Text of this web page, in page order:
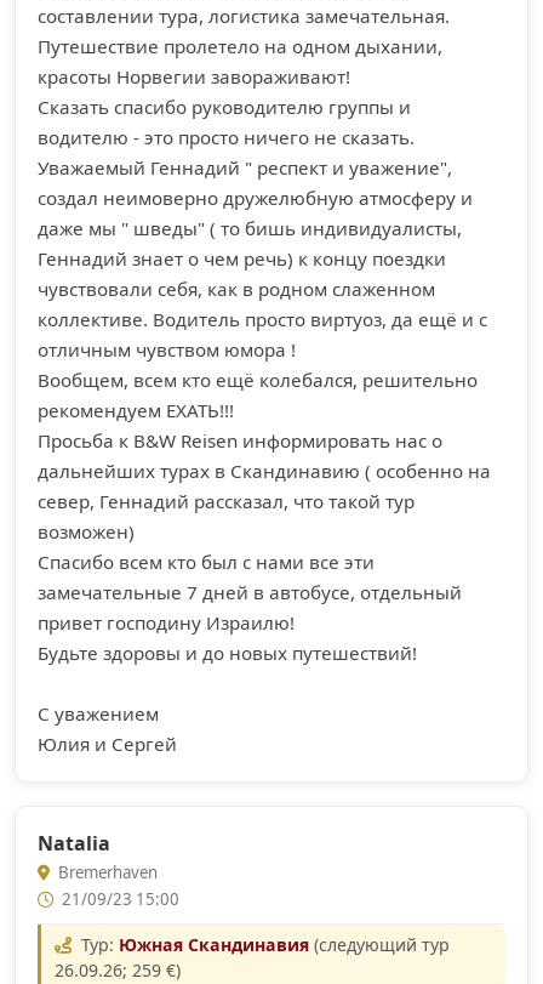
составлении тура, логистика замечательная.
Путешествие пролетело на одном дыхании,
красоты Норвегии завораживают!
Сказать спасибо руководителю группы и
водителю - это просто ничего не сказать.
Уважаемый Геннадий " респект и уважение",
создал неимоверно дружелюбную атмосферу и
даже мы " шведы" ( то бишь индивидуалисты,
Геннадий знает о чем речь) к концу поездки
чувствовали себя, как в родном слаженном
коллективе. Водитель просто виртуоз, да ещё и с
отличным чувством юмора !
Вообщем, всем кто ещё колебался, решительно
рекомендуем ЕХАТЬ!!!
Просьба к B&W Reisen информировать нас о
дальнейших турах в Скандинавию ( особенно на
север, Геннадий рассказал, что такой тур
возможен)
Спасибо всем кто был с нами все эти
замечательные 7 дней в автобусе, отдельный
привет господину Израилю!
Будьте здоровы и до новых путешествий!
С уважением
Юлия и Сергей
Natalia
Bremerhaven
21/09/23 15:00
Тур: Южная Скандинавия(следующий тур
26.09.26; 259 €)